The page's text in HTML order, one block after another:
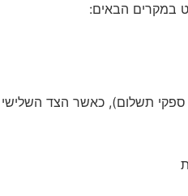
במקרים הבאים:
תשלום), כאשר הצד